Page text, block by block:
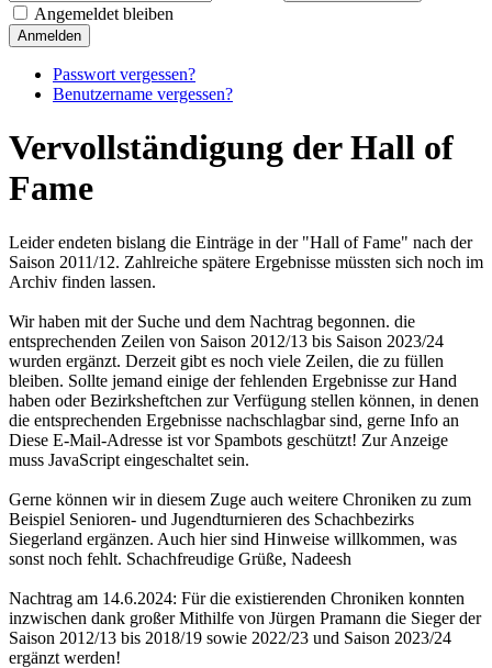
Angemeldet bleiben
Anmelden
Passwort vergessen?
Benutzername vergessen?
Vervollständigung der Hall of
Fame
Leider endeten bislang die Einträge in der "Hall of Fame" nach der
Saison 2011/12. Zahlreiche spätere Ergebnisse müssten sich noch im
Archiv finden lassen.
Wir haben mit der Suche und dem Nachtrag begonnen. die
entsprechenden Zeilen von Saison 2012/13 bis Saison 2023/24
wurden ergänzt. Derzeit gibt es noch viele Zeilen, die zu füllen
bleiben. Sollte jemand einige der fehlenden Ergebnisse zur Hand
haben oder Bezirksheftchen zur Verfügung stellen können, in denen
die entsprechenden Ergebnisse nachschlagbar sind, gerne Info an
Diese E-Mail-Adresse ist vor Spambots geschützt! Zur Anzeige
muss JavaScript eingeschaltet sein.
Gerne können wir in diesem Zuge auch weitere Chroniken zu zum
Beispiel Senioren- und Jugendturnieren des Schachbezirks
Siegerland ergänzen. Auch hier sind Hinweise willkommen, was
sonst noch fehlt. Schachfreudige Grüße, Nadeesh
Nachtrag am 14.6.2024: Für die existierenden Chroniken konnten
inzwischen dank großer Mithilfe von Jürgen Pramann die Sieger der
Saison 2012/13 bis 2018/19 sowie 2022/23 und Saison 2023/24
ergänzt werden!